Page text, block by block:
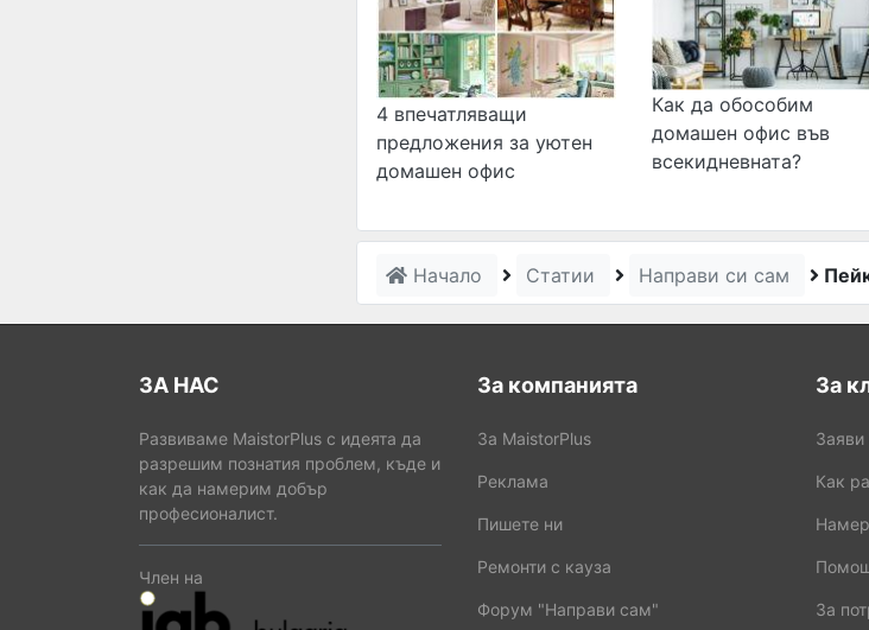
4 впечатляващи
предложения за уютен
домашен офис
Как да обособим
домашен офис във
всекидневната?
Начало Статии Направи си сам
ЗА НАС
Развиваме MaistorPlus с идеята да
разрешим познатия проблем, къде и
как да намерим добър
професионалист.
Член на
За компанията
За MaistorPlus
Реклама
Пишете ни
Ремонти с кауза
Форум "Направи сам"
За
Заяви
Как
За